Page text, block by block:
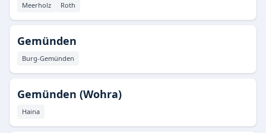
Meerholz Roth
Gemünden
Burg-Gemünden
Gemünden (Wohra)
Haina